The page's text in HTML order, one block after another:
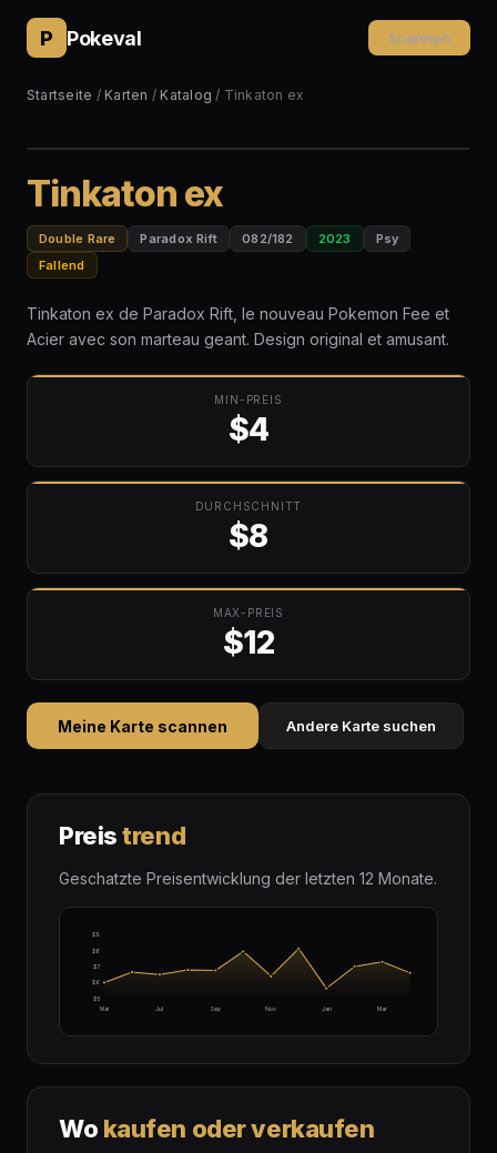
P Pokeval Scannen
Startseite / Karten / Katalog / Tinkaton ex
Tinkaton ex
Double Rare Paradox Rift 082/182 2023
Psy
Fallend
Tinkaton ex de Paradox Rift, le nouveau Pokemon Fee et
Acier avec son marteau geant. Design original et amusant.
MIN-PREIS
$4
DURCHSCHNITT
$8
MAX-PREIS
$12
Meine Karte scannen Andere Karte suchen
Preistrend
Geschatzte Preisentwicklung der letzten 12 Monate.
$5
$6
$7
$8
$9
Mai Jul Sep Nov Jan Mar
Wo kaufen oder verkaufen